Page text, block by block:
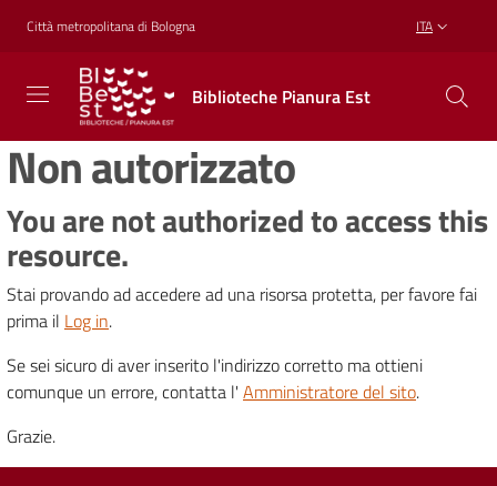
Vai al contenuto
Vai alla navigazione
Vai al footer
Città metropolitana di Bologna ITA
Biblioteche Pianura Est
Biblioteche
Pianura
Est
CONOSCERE,
CREARE,
Biblioteche
Cosa
offriamo
Non autorizzato
You are not authorized to access this
resource.
Stai provando ad accedere ad una risorsa protetta, per favore fai
prima il Log in.
Se sei sicuro di aver inserito l'indirizzo corretto ma ottieni
comunque un errore, contatta l' Amministratore del sito.
Grazie.